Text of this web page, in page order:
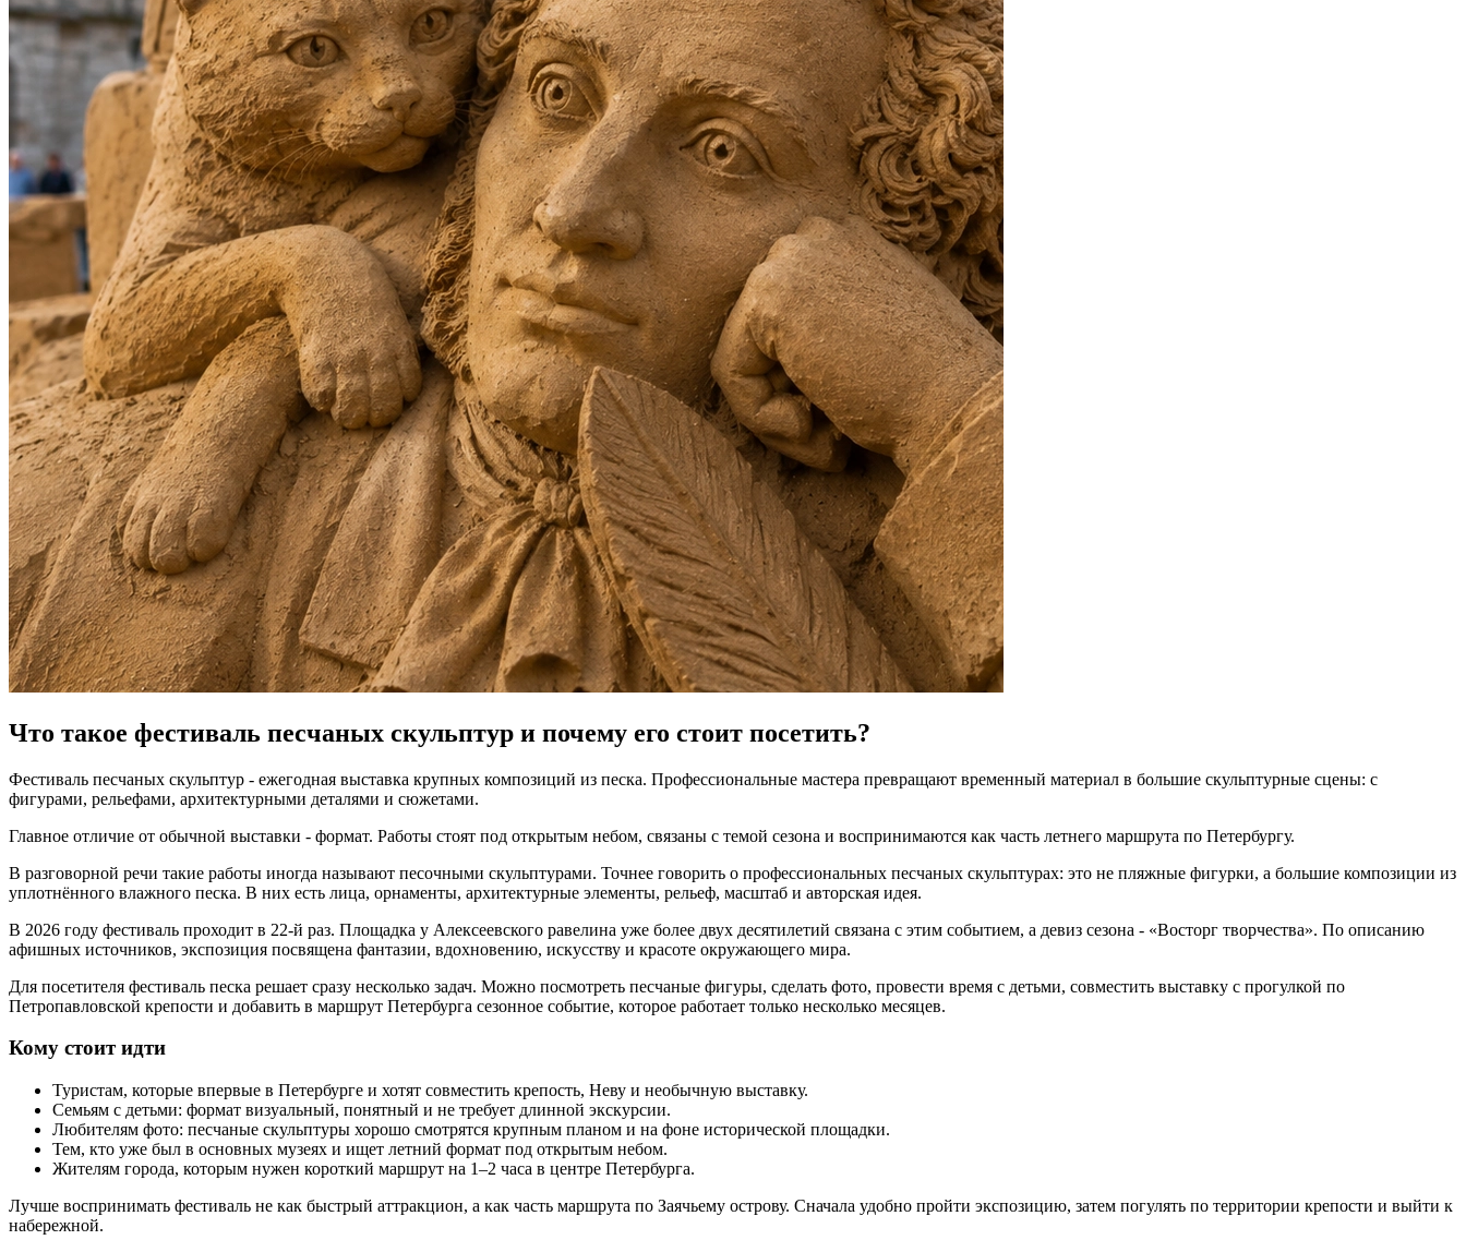
Что такое фестиваль песчаных скульптур и почему его стоит посетить?
Фестиваль песчаных скульптур - ежегодная выставка крупных композиций из песка. Профессиональные мастера превращают временный материал в большие скульптурные сцены: с
фигурами, рельефами, архитектурными деталями и сюжетами.
Главное отличие от обычной выставки - формат. Работы стоят под открытым небом, связаны с темой сезона и воспринимаются как часть летнего маршрута по Петербургу.
В разговорной речи такие работы иногда называют песочными скульптурами. Точнее говорить о профессиональных песчаных скульптурах: это не пляжные фигурки, а большие композиции из
уплотнённого влажного песка. В них есть лица, орнаменты, архитектурные элементы, рельеф, масштаб и авторская идея.
В 2026 году фестиваль проходит в 22-й раз. Площадка у Алексеевского равелина уже более двух десятилетий связана с этим событием, а девиз сезона - «Восторг творчества». По описанию
афишных источников, экспозиция посвящена фантазии, вдохновению, искусству и красоте окружающего мира.
Для посетителя фестиваль песка решает сразу несколько задач. Можно посмотреть песчаные фигуры, сделать фото, провести время с детьми, совместить выставку с прогулкой по
Петропавловской крепости и добавить в маршрут Петербурга сезонное событие, которое работает только несколько месяцев.
Кому стоит идти
Туристам, которые впервые в Петербурге и хотят совместить крепость, Неву и необычную выставку.
Семьям с детьми: формат визуальный, понятный и не требует длинной экскурсии.
Любителям фото: песчаные скульптуры хорошо смотрятся крупным планом и на фоне исторической площадки.
Тем, кто уже был в основных музеях и ищет летний формат под открытым небом.
Жителям города, которым нужен короткий маршрут на 1–2 часа в центре Петербурга.
Лучше воспринимать фестиваль не как быстрый аттракцион, а как часть маршрута по Заячьему острову. Сначала удобно пройти экспозицию, затем погулять по территории крепости и выйти к
набережной.